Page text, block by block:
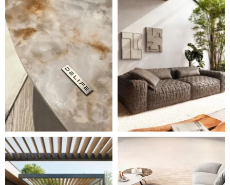
Styl, odolnost a společné chvíle pod širým nebem.
Ne každá pohovka je jen